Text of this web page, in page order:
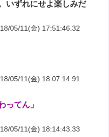
いずれにせよ楽しみだ
05/11(金) 17:51:46.32
05/11(金) 18:07:14.91
ってん 」
05/11(金) 18:14:43.33